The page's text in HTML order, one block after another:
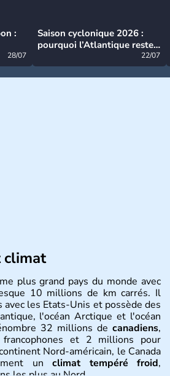
:
28/07
Saison cyclonique 2026 :
pourquoi l’Atlantique reste
22/07
climat
plus grand pays du monde avec
10 millions de km carrés. Il
les Etats-Unis et possède des
l'océan Arctique et l'océan
32 millions de canadiens,
et 2 millions pour
Nord-américain, le Canada
unclimat tempéré froid,